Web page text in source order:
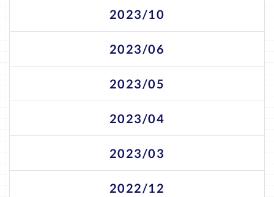
2023/10
2023/06
2023/05
2023/04
2023/03
2022/12